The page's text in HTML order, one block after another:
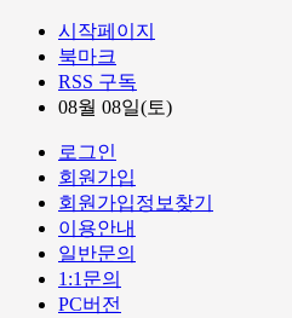
시작페이지
북마크
RSS 구독
08월 08일(토)
로그인
회원가입
회원가입정보찾기
이용안내
일반문의
1:1문의
PC버전